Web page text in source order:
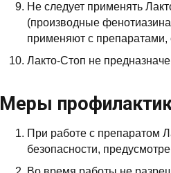
Не следует применять
(производные
применяют с
Лакто-Стоп не
Меры
При работе с препаратом
безопасности,